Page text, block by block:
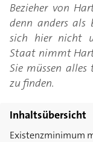
Bezieher von
denn anders als
sich hier nicht
Staat nimmt
Sie müssen
zu finden.
Inhaltsübersicht
Existenzminimum